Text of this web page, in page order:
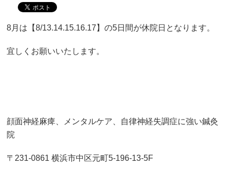
8月は【8/13.14.15.16.17】の5日間が休院日となります。
宜しくお願いいたします。
顔面神経麻痺、メンタルケア、自律神経失調症に強い鍼灸
院
〒231-0861 横浜市中区元町5-196-13-5F